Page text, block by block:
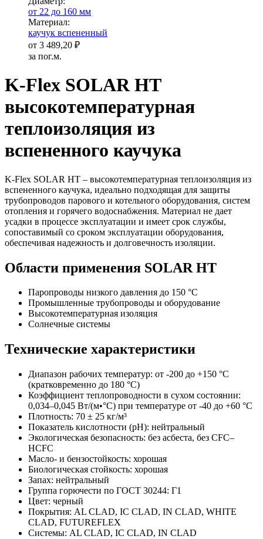
от 22 до 160 мм
Ма­­те­­ри­­ал:
каучук вспененный
от 3 489,20 ₽
за пог.м.
K-Flex SOLAR HT
высокотемпературная
теплоизоляция из
вспененного каучука
K-Flex SOLAR HT – высокотемпературная теплоизоляция из
вспененного каучука, идеально подходящая для защиты
трубопроводов парового и котельного оборудования, систем
отопления и горячего водоснабжения. Материал не дает
усадки в процессе эксплуатации и имеет срок службы,
сопоставимый со сроком эксплуатации оборудования,
обеспечивая надежность и долговечность изоляции.
Области применения SOLAR HT
Паропроводы низкого давления до 150 °C
Промышленные трубопроводы и оборудование
Высокотемпературная изоляция
Солнечные системы
Технические характеристики
Диапазон рабочих температур: от -200 до +150 °C
(кратковременно до 180 °C)
Коэффициент теплопроводности в сухом состоянии:
0,034–0,045 Вт/(м•°C) при температуре от -40 до +60 °C
Плотность: 70 ± 25 кг/м³
Показатель кислотности (pH): нейтральный
Экологическая безопасность: без асбеста, без CFC–
HCFC
Масло- и бензостойкость: хорошая
Биологическая стойкость: хорошая
Запах: нейтральный
Группа горючести по ГОСТ 30244: Г1
Цвет: черный
Покрытия: AL CLAD, IC CLAD, IN CLAD, WHITE
CLAD, FUTUREFLEX
Системы: AL CLAD, IC CLAD, IN CLAD